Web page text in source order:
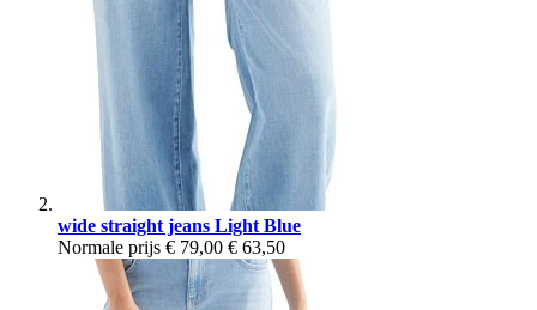
wide straight jeans Light Blue
Normale prijs € 79,00 € 63,50